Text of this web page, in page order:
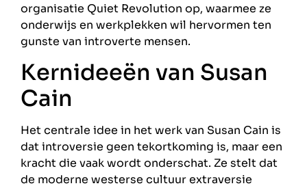
organisatie Quiet Revolution op, waarmee ze
onderwijs en werkplekken wil hervormen ten
gunste van introverte mensen.
Kernideeën van Susan
Cain
Het centrale idee in het werk van Susan Cain is
dat introversie geen tekortkoming is, maar een
kracht die vaak wordt onderschat. Ze stelt dat
de moderne westerse cultuur extraversie